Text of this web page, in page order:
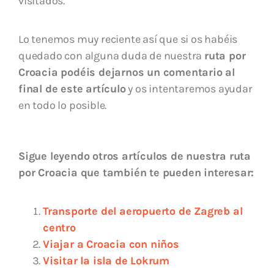
Lo tenemos muy reciente así que si os habéis
quedado con alguna duda de nuestra ruta por
Croacia podéis dejarnos un comentario al
final de este artículoy os intentaremos ayudar
en todo lo posible.
Sigue leyendo otros artículos de nuestra ruta
por Croacia que también te pueden interesar:
Transporte del aeropuerto de Zagreb al
centro
Viajar a Croacia con niños
Visitar la isla de Lokrum